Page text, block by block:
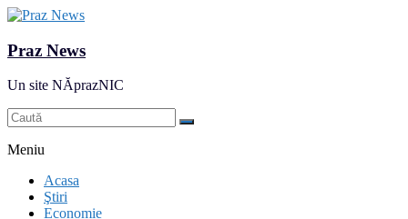
Praz News
Un site NĂprazNIC
Meniu
Acasa
Ştiri
Economie